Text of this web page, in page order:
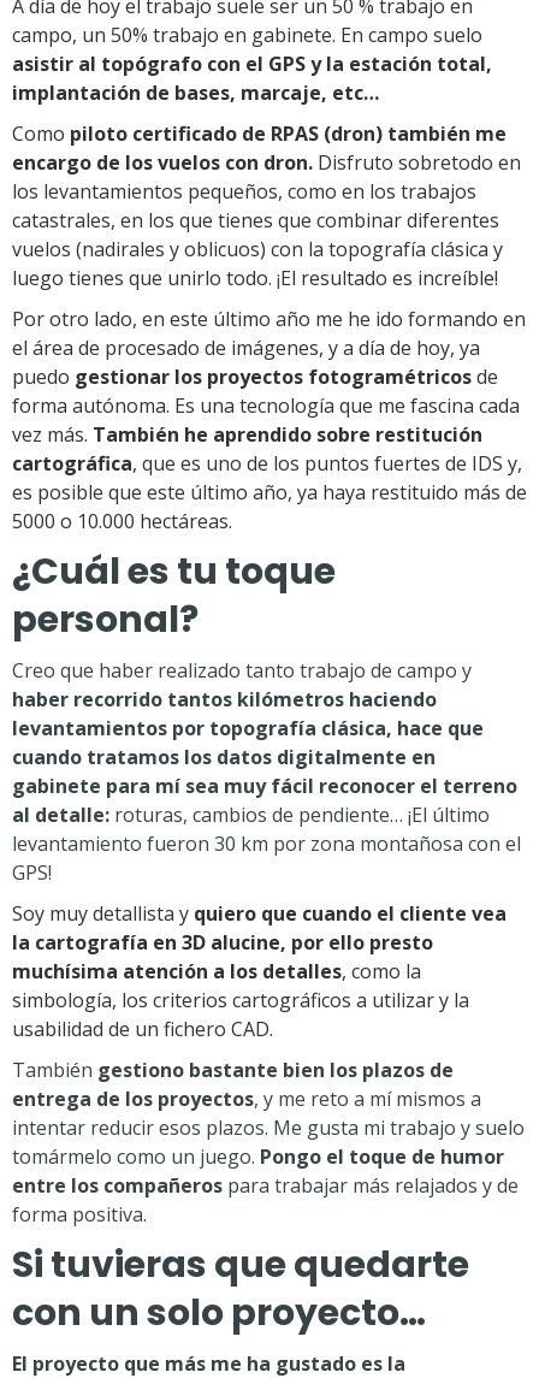
A día de hoy el trabajo suele ser un 50 % trabajo en
campo, un 50% trabajo en gabinete. En campo suelo
asistir al topógrafo con el GPS y la estación total,
implantación de bases, marcaje, etc…
Como piloto certificado de RPAS (dron) también me
encargo de los vuelos con dron. Disfruto sobretodo en
los levantamientos pequeños, como en los trabajos
catastrales, en los que tienes que combinar diferentes
vuelos (nadirales y oblicuos) con la topografía clásica y
luego tienes que unirlo todo. ¡El resultado es increíble!
Por otro lado, en este último año me he ido formando en
el área de procesado de imágenes, y a día de hoy, ya
puedo gestionar los proyectos fotogramétricosde
forma autónoma. Es una tecnología que me fascina cada
vez más. También he aprendido sobre restitución
cartográfica, que es uno de los puntos fuertes de IDS y,
es posible que este último año, ya haya restituido más de
5000 o 10.000 hectáreas.
¿Cuál es tu toque
personal?
Creo que haber realizado tanto trabajo de campo y
haber recorrido tantos kilómetros haciendo
levantamientos por topografía clásica, hace que
cuando tratamos los datos digitalmente en
gabinete para mí sea muy fácil reconocer el terreno
al detalle: roturas, cambios de pendiente… ¡El último
levantamiento fueron 30 km por zona montañosa con el
GPS!
Soy muy detallista y quiero que cuando el cliente vea
la cartografía en 3D alucine, por ello presto
muchísima atención a los detalles, como la
simbología, los criterios cartográficos a utilizar y la
usabilidad de un fichero CAD.
También gestiono bastante bien los plazos de
entrega de los proyectos, y me reto a mí mismos a
intentar reducir esos plazos. Me gusta mi trabajo y suelo
tomármelo como un juego. Pongo el toque de humor
entre los compañeros para trabajar más relajados y de
forma positiva.
Si tuvieras que quedarte
con un solo proyecto…
El proyecto que más me ha gustado es la